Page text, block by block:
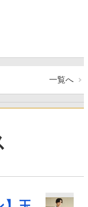
一覧へ